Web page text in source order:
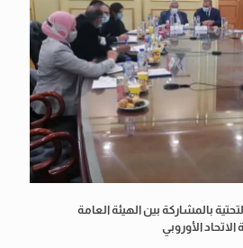
بالمشاركة بين الهيئة العامة
الأوروبي